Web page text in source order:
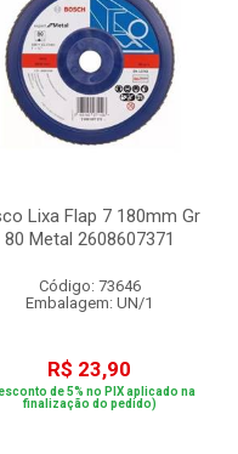
Lixa Flap 7 180mm Gr
80 Metal 2608607371
Código: 73646
Embalagem: UN/1
R$ 23,90
de 5% no PIX aplicado na
finalização do pedido)